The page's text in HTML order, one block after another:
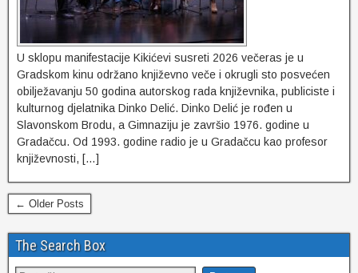
U sklopu manifestacije Kikićevi susreti 2026 večeras je u
Gradskom kinu održano književno veče i okrugli sto posvećen
obilježavanju 50 godina autorskog rada književnika, publiciste i
kulturnog djelatnika Dinko Delić. Dinko Delić je rođen u
Slavonskom Brodu, a Gimnaziju je završio 1976. godine u
Gradačcu. Od 1993. godine radio je u Gradačcu kao profesor
književnosti, […]
← Older Posts
The Search Box